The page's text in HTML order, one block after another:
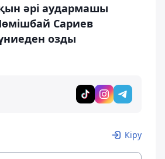
әрі аудармашы
Сариев
озды
Кіру